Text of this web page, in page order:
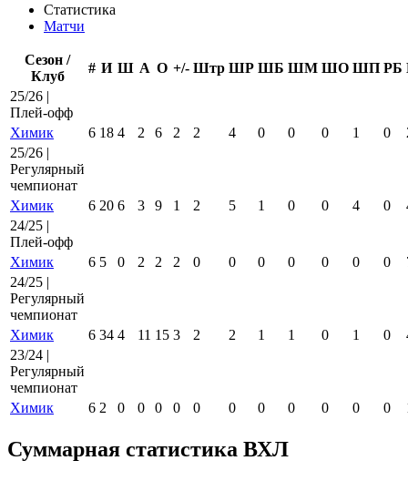
Статистика
Матчи
Сезон /
Клуб
# И Ш А О +/- Штр ШР ШБ ШМ ШО ШП РБ
25/26 |
Плей-офф
Химик
6 18 4 2 6 2 2 4 0 0 0 1 0
25/26 |
Регулярный
чемпионат
Химик
6 20 6 3 9 1 2 5 1 0 0 4 0
24/25 |
Плей-офф
Химик
6 5 0 2 2 2 0 0 0 0 0 0 0
24/25 |
Регулярный
чемпионат
Химик
6 34 4 11 15 3 2 2 1 1 0 1 0
23/24 |
Регулярный
чемпионат
Химик
6 2 0 0 0 0 0 0 0 0 0 0 0
Суммарная статистика ВХЛ